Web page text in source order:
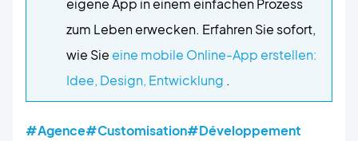
zum Leben erwecken. Erfahren Sie sofort,
wie Sie eine mobile Online-App erstellen:
Idee, Design, Entwicklung .
#Agence#Customisation#Développement